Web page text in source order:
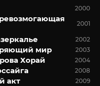
2000
2001
2002
мир 2003
Хорай 2004
2008
акт 2009